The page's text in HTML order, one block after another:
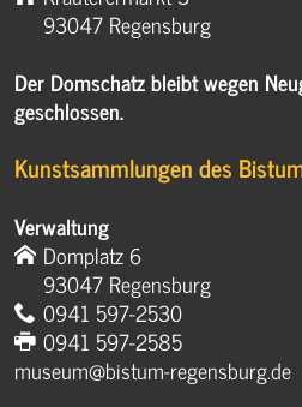
93047 Regensburg
Der Domschatz bleibt wegen
geschlossen.
Kunstsammlungen des
Verwaltung
Domplatz 6
93047 Regensburg
0941 597-2530
0941 597-2585
museum@bistum-regensburg.de